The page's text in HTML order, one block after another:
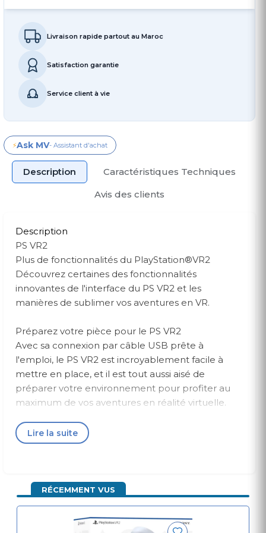
Livraison rapide partout au Maroc
Satisfaction garantie
Service client à vie
⚡Ask MV- Assistant d'achat
Description
Caractéristiques Techniques
Avis des clients
Description
PS VR2
Plus de fonctionnalités du PlayStation®VR2
Découvrez certaines des fonctionnalités
innovantes de l'interface du PS VR2 et les
manières de sublimer vos aventures en VR.
Préparez votre pièce pour le PS VR2
Avec sa connexion par câble USB prête à
l'emploi, le PS VR2 est incroyablement facile à
mettre en place, et il est tout aussi aisé de
préparer votre environnement pour profiter au
maximum de vos aventures en réalité virtuelle.
PS VR2 - Style de vie
Définir votre espace de jeu
jeu dans le menu des paramètres du PS VR2.
Grâce à la caméra embarquée du casque, vous
Lire la suite
RÉCEMMENT VUS